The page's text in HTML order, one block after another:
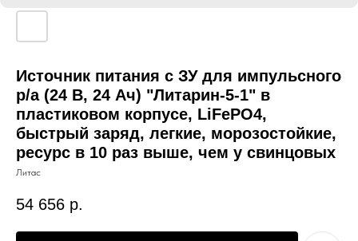
Источник питания с ЗУ для импульсного
р/а (24 В, 24 Ач) "Литарин-5-1" в
пластиковом корпусе, LiFePO4,
быстрый заряд, легкие, морозостойкие,
ресурс в 10 раз выше, чем у свинцовых
Литас
54 656 р.